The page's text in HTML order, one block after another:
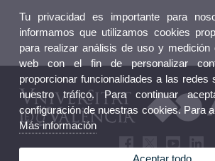
Tu privacidad es importante para
informamos que utilizamos cookies
para realizar análisis de uso y medición
web con el fin de personalizar
proporcionar funcionalidades a las redes
nuestro tráfico. Para continuar
configuración de nuestras cookies. Para
Más información
Aceptar todo